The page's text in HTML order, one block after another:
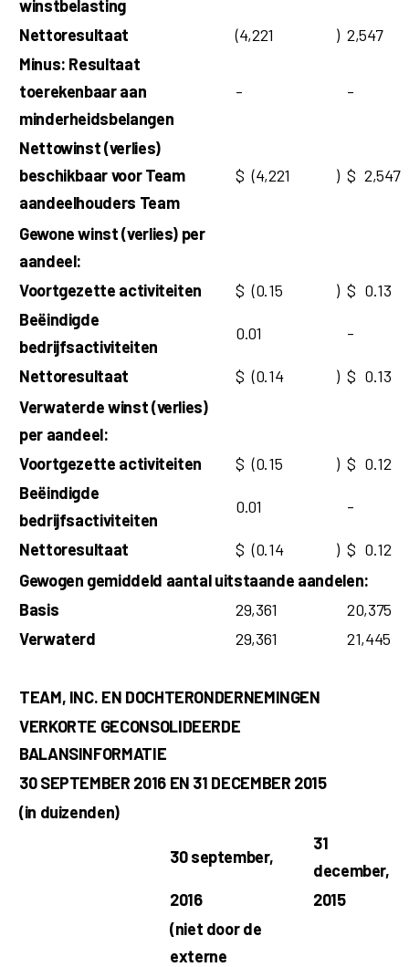
winstbelasting
Nettoresultaat
(4,221 ) 2,547
Minus: Resultaat
toerekenbaar aan
minderheidsbelangen
- -
Nettowinst (verlies)
beschikbaar voor Team
aandeelhouders Team
$ (4,221 ) $ 2,547
Gewone winst (verlies) per
aandeel:
Voortgezette activiteiten
$ (0.15 ) $ 0.13
Beëindigde
bedrijfsactiviteiten
0.01 -
Nettoresultaat $ (0.14 ) $ 0.13
Verwaterde winst (verlies)
per aandeel:
Voortgezette activiteiten
$ (0.15 ) $ 0.12
Beëindigde
bedrijfsactiviteiten
0.01 -
Nettoresultaat $ (0.14 ) $ 0.12
Gewogen gemiddeld aantal uitstaande aandelen:
Basis
29,361
20,375
Verwaterd
29,361 21,445
TEAM, INC. EN DOCHTERONDERNEMINGEN
VERKORTE GECONSOLIDEERDE
BALANSINFORMATIE
30 SEPTEMBER 2016 EN 31 DECEMBER 2015
(in duizenden)
30 september,
31
december,
2016
2015
(niet door de
externe